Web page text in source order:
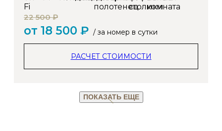
22 500 ₽
от 18 500 ₽ / за номер в сутки
РАСЧЕТ СТОИМОСТИ
ПОКАЗАТЬ ЕЩЕ